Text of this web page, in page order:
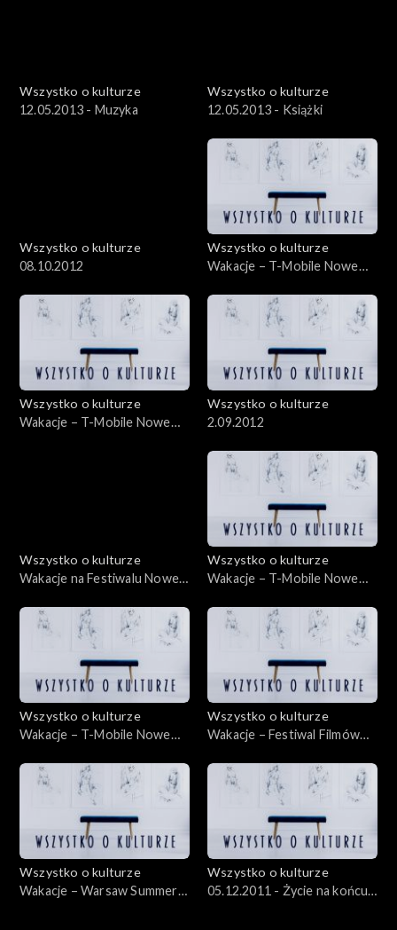
Wszystko o kulturze
12.05.2013 - Muzyka
Wszystko o kulturze
12.05.2013 - Książki
Wszystko o kulturze
08.10.2012
Wszystko o kulturze
Wakacje – T-Mobile Nowe
Wszystko o kulturze
Wakacje – T-Mobile Nowe
Wszystko o kulturze
2.09.2012
Wszystko o kulturze
Wakacje na Festiwalu Nowe
Wszystko o kulturze
Wakacje – T-Mobile Nowe
Wszystko o kulturze
Wakacje – T-Mobile Nowe
Wszystko o kulturze
Wakacje – Festiwal Filmów
13.07.2012
Wszystko o kulturze
Wakacje – Warsaw Summer
Wszystko o kulturze
05.12.2011 - Życie na końcu